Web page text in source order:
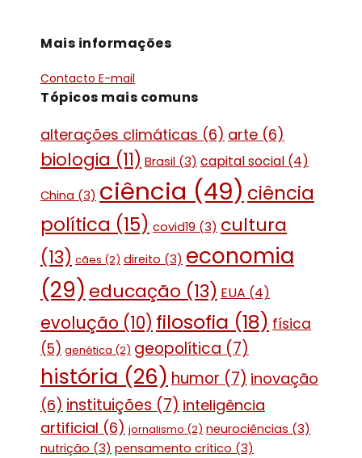
Mais informações
Contacto E-mail
Tópicos mais comuns
alterações climáticas (6) arte (6)
biologia (11) Brasil (3) capital social (4)
China (3) ciência (49) ciência
política (15) covid19 (3) cultura
(13) cães (2) direito (3) economia
(29) educação (13) EUA (4)
evolução (10) filosofia (18) física
(5) genética (2) geopolítica (7)
história (26) humor (7) inovação
(6) instituições (7) inteligência
artificial (6) jornalismo (2) neurociências (3)
nutrição (3) pensamento crítico (3)